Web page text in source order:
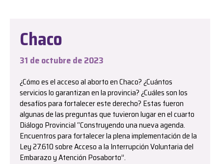
Chaco
31 de octubre de 2023
¿Cómo es el acceso al aborto en Chaco? ¿Cuántos
servicios lo garantizan en la provincia? ¿Cuáles son los
desafíos para fortalecer este derecho? Estas fueron
algunas de las preguntas que tuvieron lugar en el cuarto
Diálogo Provincial “Construyendo una nueva agenda.
Encuentros para fortalecer la plena implementación de la
Ley 27.610 sobre Acceso a la Interrupción Voluntaria del
Embarazo y Atención Posaborto”.